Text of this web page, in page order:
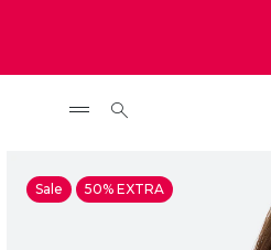
Sale 50% EXTRA